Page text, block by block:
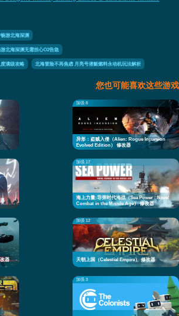
游北海深渊
北海深渊无需担心O2告急
度满级攻略 北海冒险不再焦虑 月亮号潜艇燃料永动机玩法解析
您也可能喜欢这些游戏
加强 8
异形：盗贼入侵（Alien: Rogue Incursion
Evolved Edition） 修改器
加强 17
海上力量:导弹时代海战（Sea Power : Naval
Combat in the Missile Age） 修改器
器
加强 12
天朝上国（Celestial Empire） 修改器
加强 3